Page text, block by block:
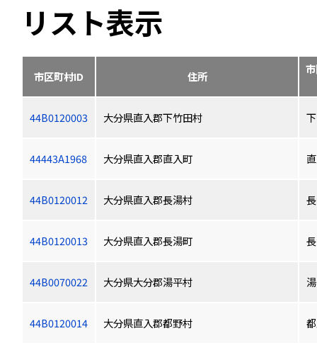
リスト表示
市区町村ID 住所
44B0120003 大分県直入郡下竹田村
44443A1968 大分県直入郡直入町
44B0120012 大分県直入郡長湯村
44B0120013 大分県直入郡長湯町
44B0070022 大分県大分郡湯平村
44B0120014 大分県直入郡都野村